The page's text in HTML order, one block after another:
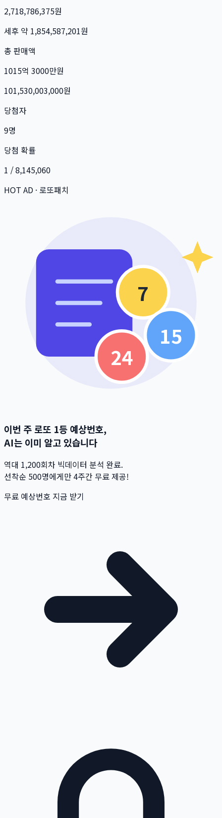
2,718,786,375원
세후 약 1,854,587,201원
총 판매액
1015억 3000만원
101,530,003,000원
당첨자
9명
당첨 확률
1 / 8,145,060
HOT AD · 로또패치
7
15
24
이번 주 로또 1등 예상번호,
AI는 이미 알고 있습니다
역대 1,200회차 빅데이터 분석 완료.
선착순 500명에게만 4주간 무료 제공!
무료 예상번호 지금 받기